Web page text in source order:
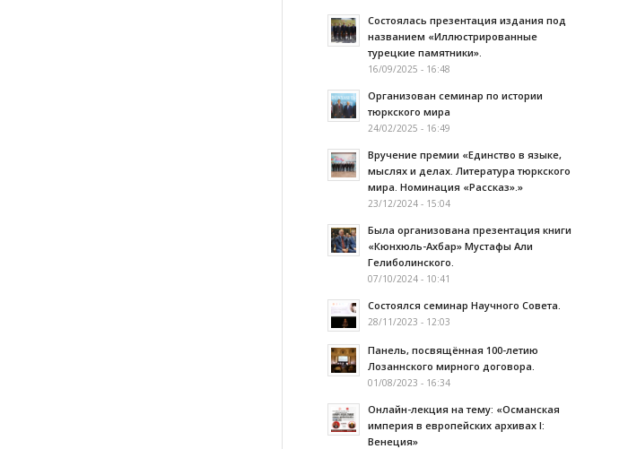
Состоялась презентация издания под
названием «Иллюстрированные
турецкие памятники».
16/09/2025 - 16:48
Организован семинар по истории
тюркского мира
24/02/2025 - 16:49
Вручение премии «Единство в языке,
мыслях и делах. Литература тюркского
мира. Номинация «Рассказ».»
23/12/2024 - 15:04
Была организована презентация книги
«Кюнхюль-Ахбар» Мустафы Али
Гелиболинского.
07/10/2024 - 10:41
Состоялся семинар Научного Совета.
28/11/2023 - 12:03
Панель, посвящённая 100-летию
Лозаннского мирного договора.
01/08/2023 - 16:34
Онлайн-лекция на тему: «Османская
империя в европейских архивах I:
Венеция»